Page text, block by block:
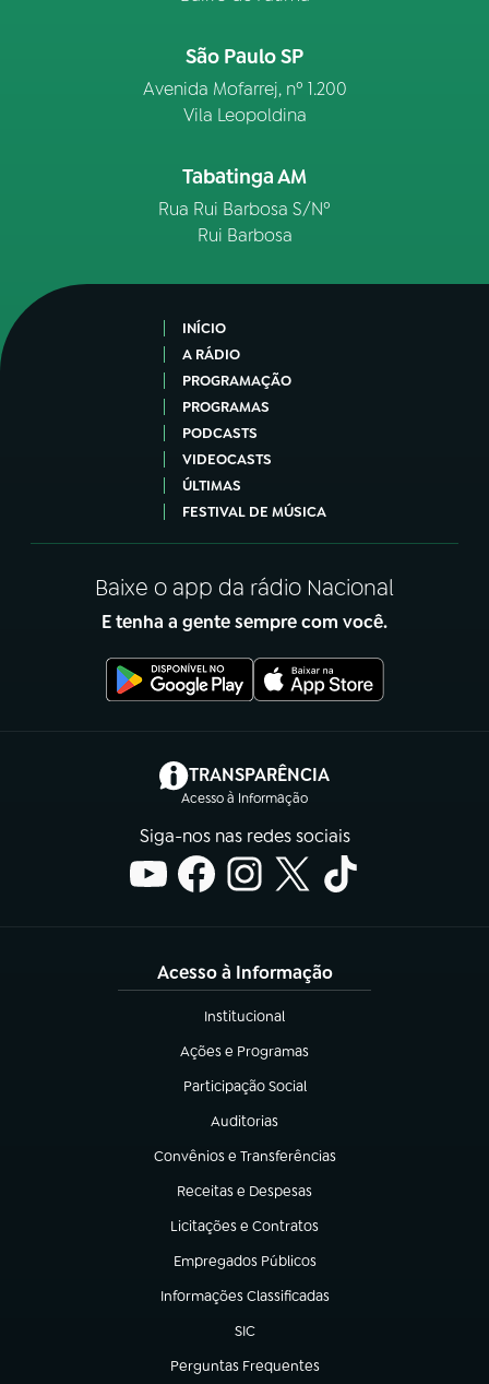
São Paulo SP
Avenida Mofarrej, nº 1.200
Vila Leopoldina
Tabatinga AM
Rua Rui Barbosa S/Nº
Rui Barbosa
INÍCIO
A RÁDIO
PROGRAMAÇÃO
PROGRAMAS
PODCASTS
VIDEOCASTS
ÚLTIMAS
FESTIVAL DE MÚSICA
Baixe o app da rádio Nacional
E tenha a gente sempre com você.
TRANSPARÊNCIA
Acesso à Informação
(abre em nova aba)
Siga-nos nas redes sociais
Acesso à Informação
Institucional
(abre em nova aba)
Ações e Programas
(abre em nova aba)
Participação Social
(abre em nova aba)
Auditorias
(abre em nova aba)
Convênios e Transferências
(abre em nova aba)
Receitas e Despesas
(abre em nova aba)
Licitações e Contratos
(abre em nova aba)
Empregados Públicos
(abre em nova aba)
Informações Classificadas
(abre em nova aba)
SIC
(abre em nova aba)
Perguntas Frequentes
(abre em nova aba)